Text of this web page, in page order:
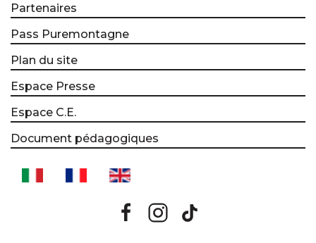
Partenaires
Pass Puremontagne
Plan du site
Espace Presse
Espace C.E.
Document pédagogiques